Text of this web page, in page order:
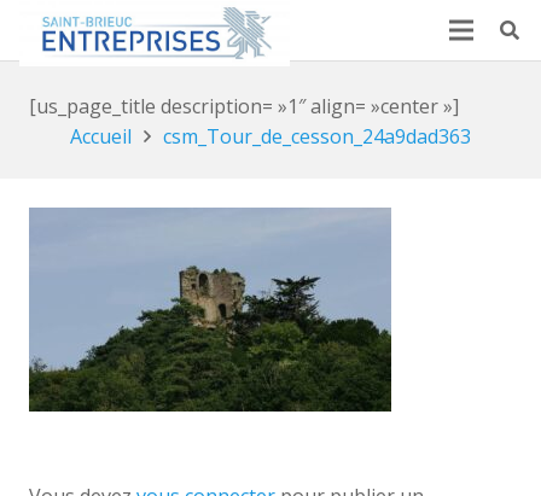
[us_page_title description= »1″ align= »center »]
Accueil
csm_Tour_de_cesson_24a9dad363